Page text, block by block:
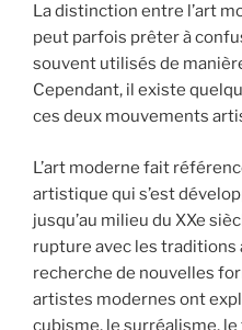
La distinction entre l’art
peut parfois prêter à
souvent utilisés de
Cependant, il existe
ces deux mouvements
L’art moderne fait
artistique qui s’est
jusqu’au milieu du XXe
rupture avec les traditions
recherche de nouvelles
artistes modernes ont
cubisme, le surréalisme,